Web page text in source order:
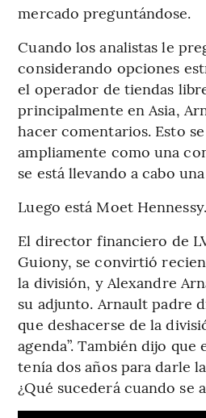
mercado preguntándose.
Cuando los analistas le
considerando opciones
el operador de tiendas
principalmente en Asia,
hacer comentarios. Esto
ampliamente como una
se está llevando a cabo
Luego está Moet Hennessy.
El director financiero de
Guiony, se convirtió
la división, y Alexandre
su adjunto. Arnault padre
que deshacerse de la
agenda”. También dijo que
tenía dos años para darle
¿Qué sucederá cuando se